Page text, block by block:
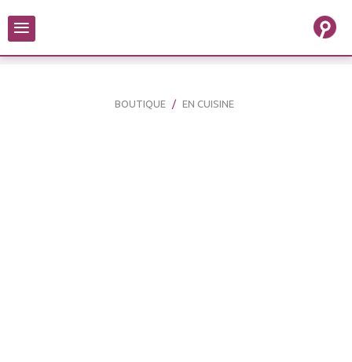
≡
BOUTIQUE EN CUISINE